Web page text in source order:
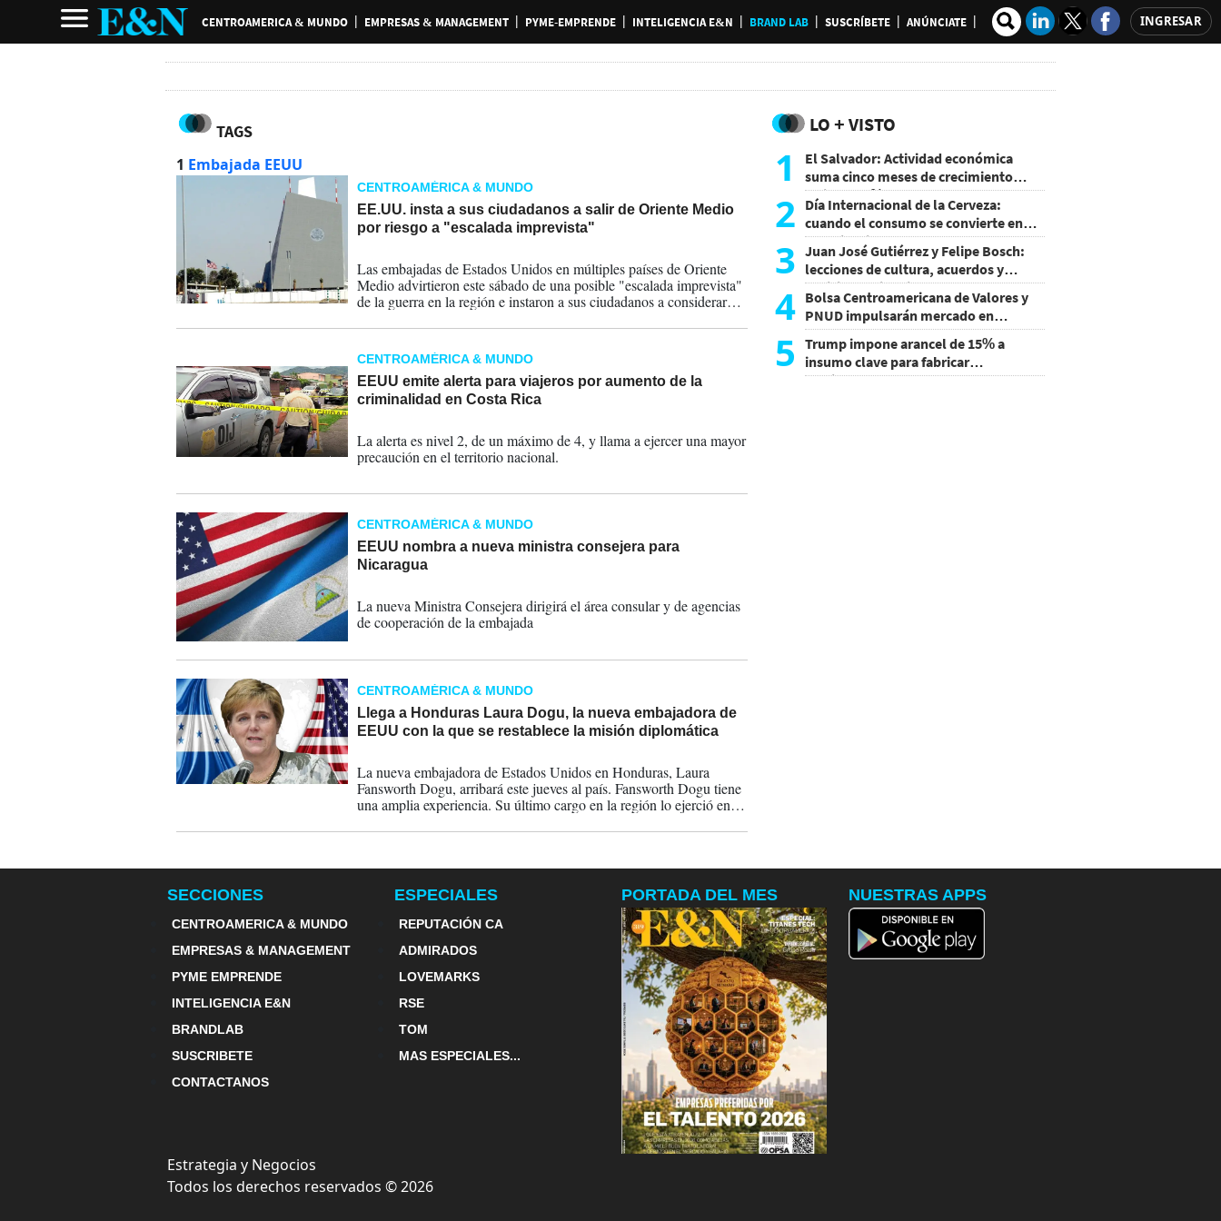
CENTROAMERICA & MUNDO EMPRESAS & MANAGEMENT PYME-EMPRENDE INTELIGENCIA E&N BRAND LAB SUSCRÍBETE ANÚNCIATE INGRESAR
TAGS
1 Embajada EEUU
CENTROAMÉRICA & MUNDO
EE.UU. insta a sus ciudadanos a salir de Oriente Medio
por riesgo a "escalada imprevista"
Las embajadas de Estados Unidos en múltiples países de Oriente
Medio advirtieron este sábado de una posible "escalada imprevista"
de la guerra en la región e instaron a sus ciudadanos a considerar
CENTROAMÉRICA & MUNDO
EEUU emite alerta para viajeros por aumento de la
criminalidad en Costa Rica
La alerta es nivel 2, de un máximo de 4, y llama a ejercer una mayor
precaución en el territorio nacional.
CENTROAMÉRICA & MUNDO
EEUU nombra a nueva ministra consejera para
Nicaragua
La nueva Ministra Consejera dirigirá el área consular y de agencias
de cooperación de la embajada
CENTROAMÉRICA & MUNDO
Llega a Honduras Laura Dogu, la nueva embajadora de
EEUU con la que se restablece la misión diplomática
La nueva embajadora de Estados Unidos en Honduras, Laura
Fansworth Dogu, arribará este jueves al país. Fansworth Dogu tiene
una amplia experiencia. Su último cargo en la región lo ejerció en
LO + VISTO
1
El Salvador: Actividad económica
suma cinco meses de crecimiento
arriba de 4%
2 Día Internacional de la Cerveza:
cuando el consumo se convierte en
experiencia
3 Juan José Gutiérrez y Felipe Bosch:
lecciones de cultura, acuerdos y
decisiones sin miedo
4 Bolsa Centroamericana de Valores y
PNUD impulsarán mercado en
Honduras
5
Trump impone arancel de 15% a
insumo clave para fabricar
semiconductores y paneles
SECCIONES
CENTROAMERICA & MUNDO
EMPRESAS & MANAGEMENT
PYME EMPRENDE
INTELIGENCIA E&N
BRANDLAB
SUSCRIBETE
CONTACTANOS
ESPECIALES
REPUTACIÓN CA
ADMIRADOS
LOVEMARKS
RSE
TOM
MAS ESPECIALES...
PORTADA DEL MES NUESTRAS APPS
Estrategia y Negocios
Todos los derechos reservados ©2026